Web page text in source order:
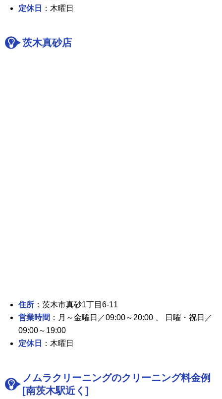
定休日
：木曜日
茨木真砂店
住所 ：茨木市真砂1丁目6-11
営業時間 ：月～金曜日／09:00～20:00 、 日曜・祝日／
09:00～19:00
定休日
：木曜日
ノムラクリーニングのクリーニング料金例
[南茨木駅近く]